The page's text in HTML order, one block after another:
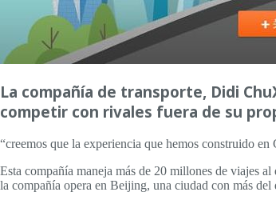
La compañía de transporte, Didi
competir con rivales fuera de su
“creemos que la experiencia que hemos construido
Esta compañía maneja más de 20 millones de viajes
la compañía opera en Beijing, una ciudad con más